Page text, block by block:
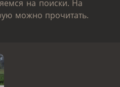
на поиски. На
можно прочитать.